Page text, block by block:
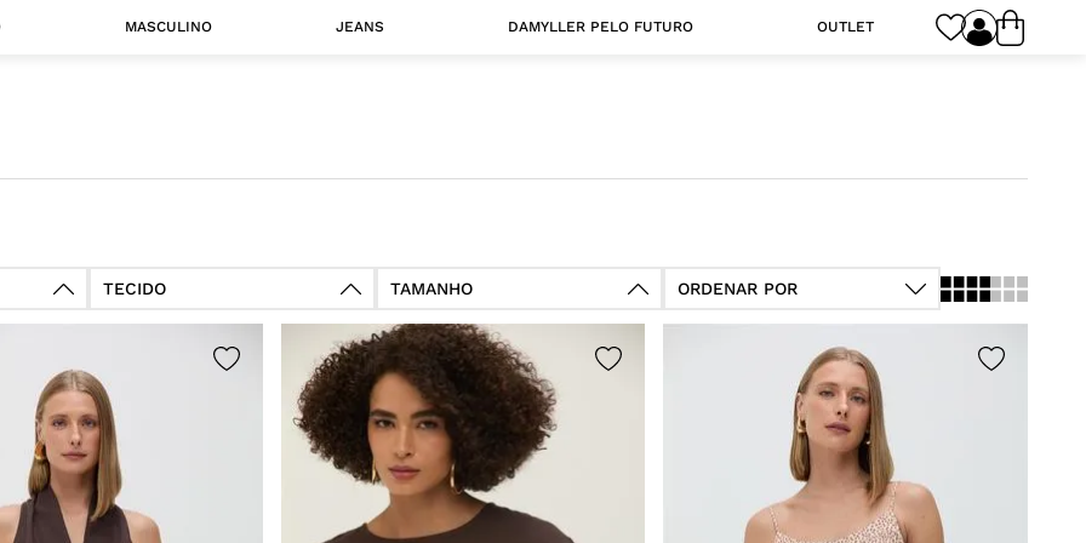
MASCULINO JEANS DAMYLLER PELO FUTURO OUTLET
TAMANHO
PP P
GG
TECIDO
Jeans
Tecido Plano
Resinado
ORDENAR POR